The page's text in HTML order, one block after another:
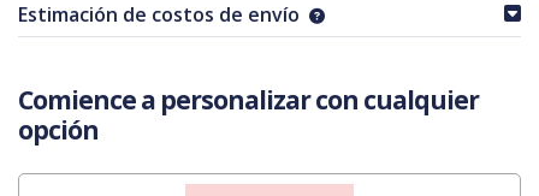
Estimación de costos de envío
Comience a personalizar con cualquier
opción